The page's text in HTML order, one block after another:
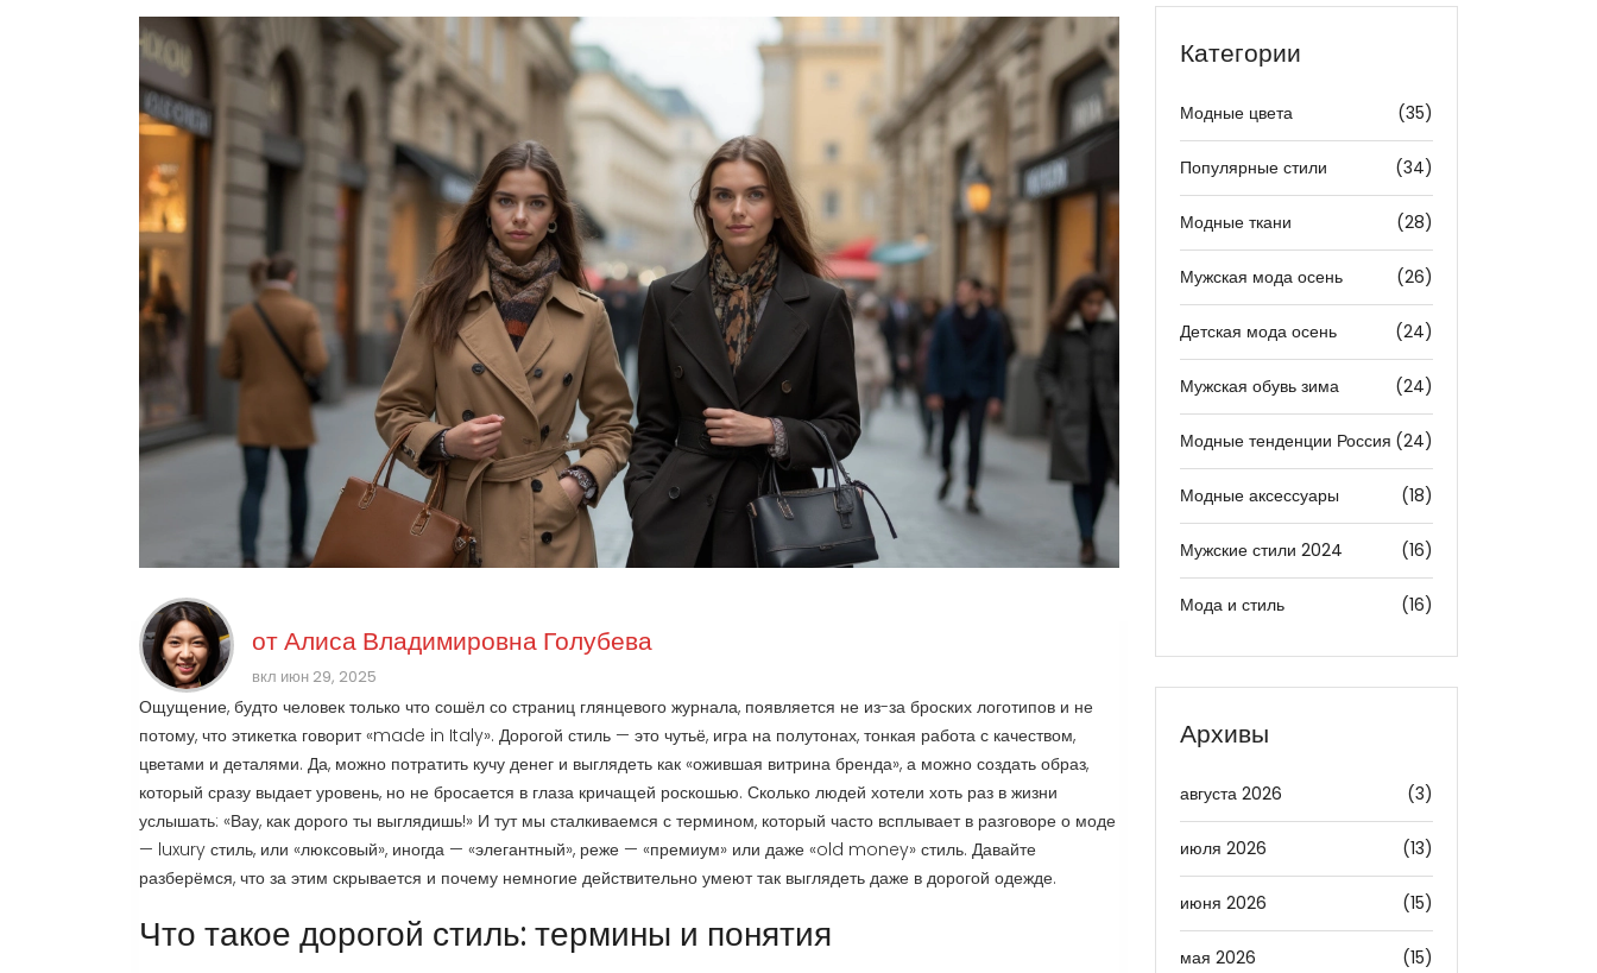
отАлиса Владимировна Голубева
вкл июн 29, 2025
Ощущение, будто человек только что сошёл со страниц глянцевого журнала, появляется не из-за броских логотипов и не
потому, что этикетка говорит «made in Italy». Дорогой стиль — это чутьё, игра на полутонах, тонкая работа с качеством,
цветами и деталями. Да, можно потратить кучу денег и выглядеть как «ожившая витрина бренда», а можно создать образ,
который сразу выдает уровень, но не бросается в глаза кричащей роскошью. Сколько людей хотели хоть раз в жизни
услышать: «Вау, как дорого ты выглядишь!» И тут мы сталкиваемся с термином, который часто всплывает в разговоре о моде
— luxury стиль, или «люксовый», иногда — «элегантный», реже — «премиум» или даже «old money» стиль. Давайте
разберёмся, что за этим скрывается и почему немногие действительно умеют так выглядеть даже в дорогой одежде.
Что такое дорогой стиль: термины и понятия
Категории
Модные цвета (35)
Популярные стили (34)
Модные ткани (28)
Мужская мода осень (26)
Детская мода осень (24)
Мужская обувь зима (24)
Модные тенденции Россия (24)
Модные аксессуары (18)
Мужские стили 2024 (16)
Мода и стиль (16)
Архивы
августа 2026 (3)
июля 2026 (13)
июня 2026 (15)
мая 2026 (15)